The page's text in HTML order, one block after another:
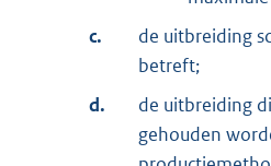
c.
de uitbreiding
betreft;
d.
de uitbreiding
gehouden